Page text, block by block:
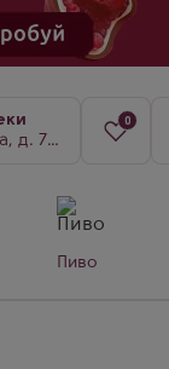
к. 3
0
Пиво